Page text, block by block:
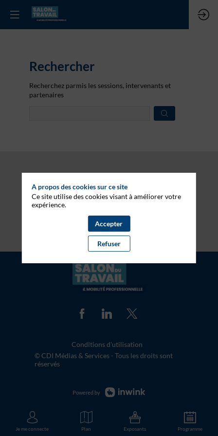
Rechercher
Recherchez parmis les sessions, intervenants et
partenaires
Conditions d'utilisation
© CDI Médias & Services - Tous les droits sont
réservés
Powered by
Je me connecte Plan Exposants Programme
A propos des cookies sur ce site
Ce site utilise des cookies visant à améliorer votre
expérience.
Accepter
Refuser